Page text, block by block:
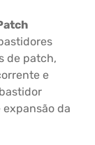
de patch,
e
da